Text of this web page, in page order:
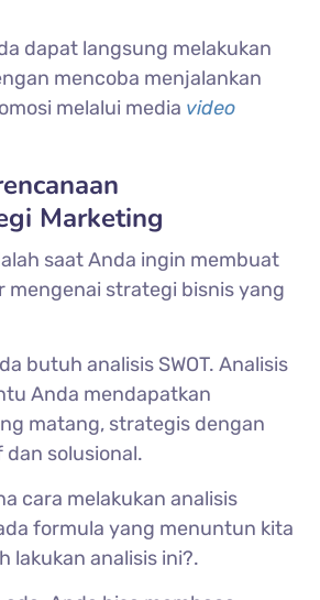
dapat langsung melakukan
mencoba menjalankan
melalui media video
Marketing
saat Anda ingin membuat
mengenai strategi bisnis yang
butuh analisis SWOT. Analisis
Anda mendapatkan
matang, strategis dengan
solusional.
cara melakukan analisis
formula yang menuntun kita
lakukan analisis ini?.